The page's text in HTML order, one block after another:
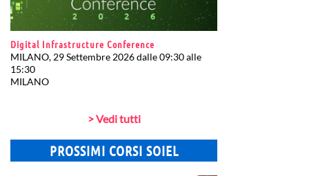
Digital Infrastructure Conference
MILANO, 29 Settembre 2026 dalle 09:30 alle
15:30
MILANO
> Vedi tutti
PROSSIMI CORSI SOIEL